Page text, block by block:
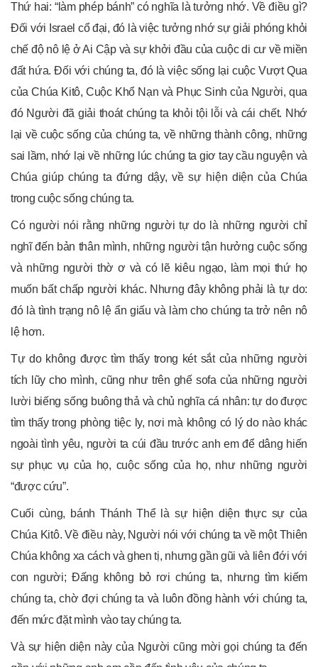
Thứ hai: “làm phép bánh” có nghĩa là tưởng nhớ. Về điều gì?
Đối với Israel cổ đại, đó là việc tưởng nhớ sự giải phóng khỏi
chế độ nô lệ ở Ai Cập và sự khởi đầu của cuộc di cư về miền
đất hứa. Đối với chúng ta, đó là việc sống lại cuộc Vượt Qua
của Chúa Kitô, Cuộc Khổ Nạn và Phục Sinh của Người, qua
đó Người đã giải thoát chúng ta khỏi tội lỗi và cái chết. Nhớ
lại về cuộc sống của chúng ta, về những thành công, những
sai lầm, nhớ lại về những lúc chúng ta giơ tay cầu nguyện và
Chúa giúp chúng ta đứng dậy, về sự hiện diện của Chúa
trong cuộc sống chúng ta.
Có người nói rằng những người tự do là những người chỉ
nghĩ đến bản thân mình, những người tận hưởng cuộc sống
và những người thờ ơ và có lẽ kiêu ngạo, làm mọi thứ họ
muốn bất chấp người khác. Nhưng đây không phải là tự do:
đó là tình trạng nô lệ ẩn giấu và làm cho chúng ta trở nên nô
lệ hơn.
Tự do không được tìm thấy trong két sắt của những người
tích lũy cho mình, cũng như trên ghế sofa của những người
lười biếng sống buông thả và chủ nghĩa cá nhân: tự do được
tìm thấy trong phòng tiệc ly, nơi mà không có lý do nào khác
ngoài tình yêu, người ta cúi đầu trước anh em để dâng hiến
sự phục vụ của họ, cuộc sống của họ, như những người
“được cứu”.
Cuối cùng, bánh Thánh Thể là sự hiện diện thực sự của
Chúa Kitô. Về điều này, Người nói với chúng ta về một Thiên
Chúa không xa cách và ghen tị, nhưng gần gũi và liên đới với
con người; Đấng không bỏ rơi chúng ta, nhưng tìm kiếm
chúng ta, chờ đợi chúng ta và luôn đồng hành với chúng ta,
đến mức đặt mình vào tay chúng ta.
Và sự hiện diện này của Người cũng mời gọi chúng ta đến